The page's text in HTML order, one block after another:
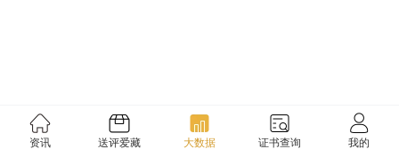
资讯 送评爱藏 大数据 证书查询 我的